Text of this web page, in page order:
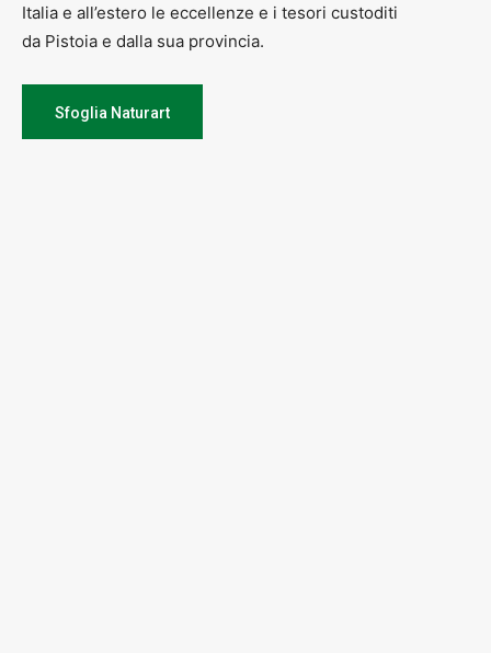
Italia e all’estero le eccellenze e i tesori custoditi
da Pistoia e dalla sua provincia.
Sfoglia Naturart